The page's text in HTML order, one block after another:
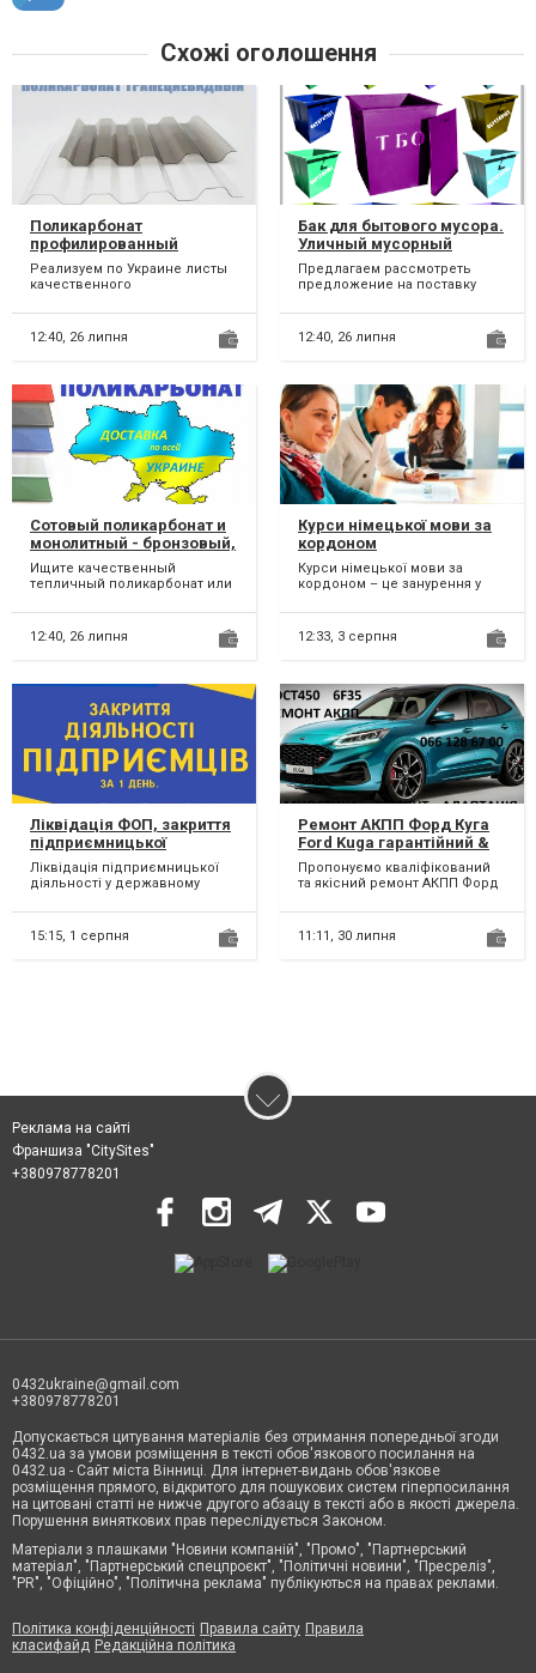
Схожі оголошення
Поликарбонат
профилированный
(трапециевидный)
Вінница. Винница
Реализуем по Украине листы
качественного
поликарбонатного пластика
который именуют...
12:40, 26 липня
Бак для бытового мусора.
Уличный мусорный
контейнер под бытовые
отходы
Предлагаем рассмотреть
предложение на поставку
хранения, сбора и вывоза на
утилиз...
12:40, 26 липня
Сотовый поликарбонат и
монолитный - бронзовый,
прозрачный
(бесцветный). Вінница.
Ищите качественный
тепличный поликарбонат или
изготовления навеса,
автонавеса и про...
12:40, 26 липня
Курси німецької мови за
кордоном
Курси німецької мови за
кордоном – це занурення у
покращення своїх навичок
спілк...
12:33, 3 серпня
Ліквідація ФОП, закриття
підприємницької
діяльності
Ліквідація підприємницької
діяльності у державному
за 1 день; Здача лік...
15:15, 1 серпня
Ремонт АКПП Форд Куга
Ford Kuga гарантійний &
бюджетний MPS6
CV6R7000AC #1814154 #
Пропонуємо кваліфікований
та якісний ремонт АКПП Форд
власної комп’...
11:11, 30 липня
Реклама на сайті
Франшиза "CitySites"
+380978778201
0432ukraine@gmail.com
+380978778201
Допускається цитування матеріалів без отримання попередньої згоди
0432.ua за умови розміщення в тексті обов'язкового посилання на
0432.ua - Сайт міста Вінниці. Для інтернет-видань обов'язкове
розміщення прямого, відкритого для пошукових систем гіперпосилання
на цитовані статті не нижче другого абзацу в тексті або в якості джерела.
Порушення виняткових прав переслідується Законом.
Матеріали з плашками "Новини компаній", "Промо", "Партнерський
матеріал", "Партнерський спецпроєкт", "Політичні новини", "Пресреліз",
"PR", "Офіційно", "Політична реклама" публікуються на правах реклами.
Політика конфіденційності Правила сайту Правила
класифайд Редакційна політика